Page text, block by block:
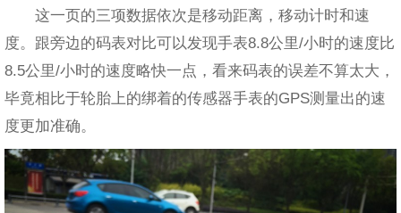
这一页的三项数据依次是移动距离，移动计时和速
度。跟旁边的码表对比可以发现手表8.8公里/小时的速度比
8.5公里/小时的速度略快一点，看来码表的误差不算太大，
毕竟相比于轮胎上的绑着的传感器手表的GPS测量出的速
度更加准确。